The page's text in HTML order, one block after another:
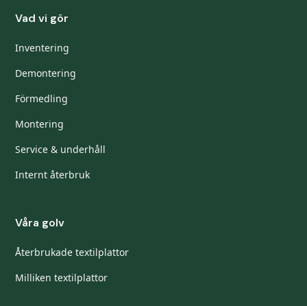
Vad vi gör
Inventering
Demontering
Förmedling
Montering
Service & underhåll
Internt återbruk
Våra golv
Återbrukade textilplattor
Milliken textilplattor